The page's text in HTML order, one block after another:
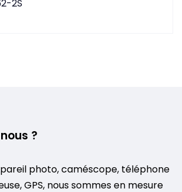
2S
?
photo, caméscope, téléphone
GPS, nous sommes en mesure